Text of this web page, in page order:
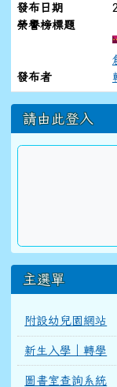
發布日期
榮譽榜標題
發布者
左邊區域內容
請由此登入
主選單
附設幼兒園網站
新生入學｜轉學
圖書室查詢系統